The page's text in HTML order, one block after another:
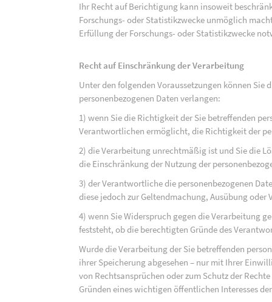
Ihr Recht auf Berichtigung kann insoweit
Forschungs- oder Statistikzwecke unmöglich
Erfüllung der Forschungs- oder Statistikzwecke
Recht auf Einschränkung der Verarbeitung
Unter den folgenden Voraussetzungen können
personenbezogenen Daten verlangen:
1) wenn Sie die Richtigkeit der Sie betreffenden
Verantwortlichen ermöglicht, die Richtigkeit der
2) die Verarbeitung unrechtmäßig ist und Sie die
die Einschränkung der Nutzung der
3) der Verantwortliche die personenbezogenen
diese jedoch zur Geltendmachung, Ausübung
4) wenn Sie Widerspruch gegen die Verarbeitung
feststeht, ob die berechtigten Gründe des
Wurde die Verarbeitung der Sie betreffenden
ihrer Speicherung abgesehen – nur mit Ihrer
von Rechtsansprüchen oder zum Schutz der
Gründen eines wichtigen öffentlichen Interesses